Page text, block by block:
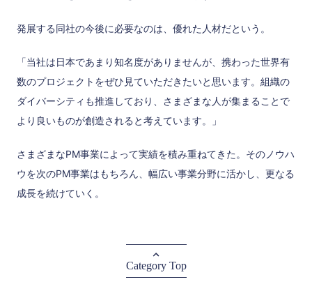
発展する同社の今後に必要なのは、優れた人材だという。
「当社は日本であまり知名度がありませんが、携わった世界有
数のプロジェクトをぜひ見ていただきたいと思います。組織の
ダイバーシティも推進しており、さまざまな人が集まることで
より良いものが創造されると考えています。」
さまざまなPM事業によって実績を積み重ねてきた。そのノウハ
ウを次のPM事業はもちろん、幅広い事業分野に活かし、更なる
成長を続けていく。
Category Top